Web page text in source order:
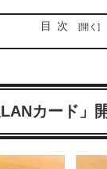
目次
カード」